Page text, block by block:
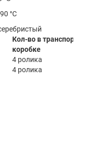
°С
Кол-во в транспортной
коробке
4 ролика
4 ролика